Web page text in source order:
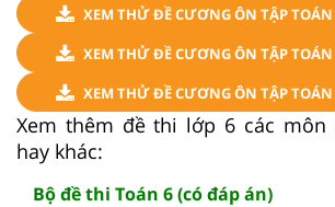
XEM THỬ ĐỀ CƯƠNG ÔN TẬP TOÁN
XEM THỬ ĐỀ CƯƠNG ÔN TẬP TOÁN
XEM THỬ ĐỀ CƯƠNG ÔN TẬP TOÁN
Xem thêm đề thi lớp 6 các môn
hay khác:
Bộ đề thi Toán 6 (có đáp án)